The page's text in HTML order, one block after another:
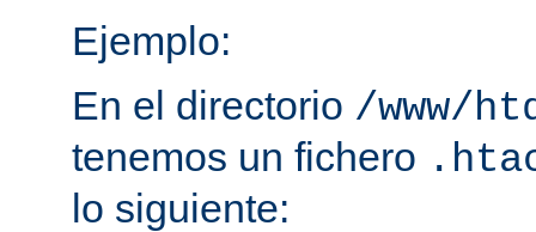
Ejemplo:
En el directorio /www/
tenemos un fichero
lo siguiente: